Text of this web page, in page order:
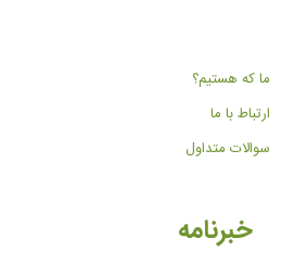
ما که هستیم؟
ارتباط با ما
سوالات متداول
خبرنامه